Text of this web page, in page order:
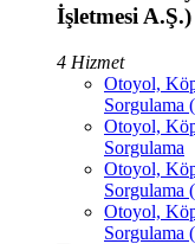
İşletmesi A.Ş.)
4 Hizmet
Otoyol,
Sorgulama
Otoyol,
Sorgulama
Otoyol,
Sorgulama
Otoyol,
Sorgulama